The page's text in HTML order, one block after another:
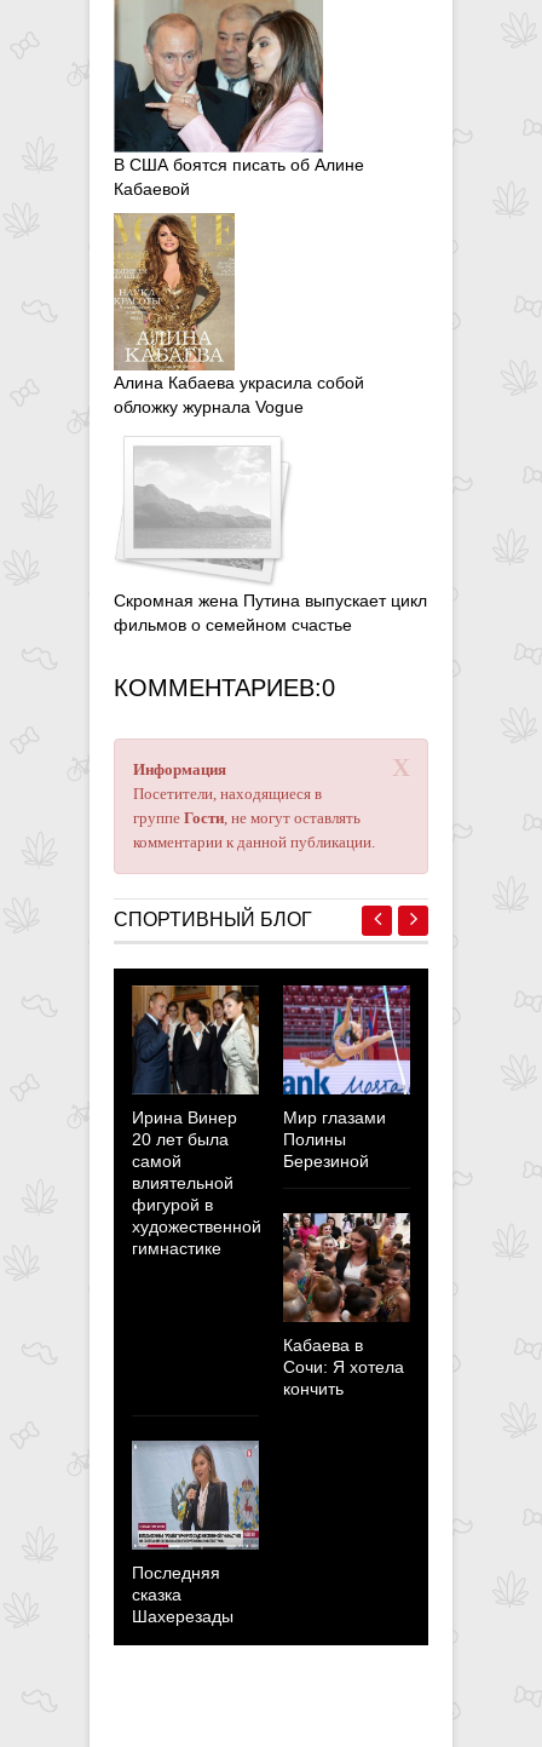
В США боятся писать об Алине
Кабаевой
Алина Кабаева украсила собой
обложку журнала Vogue
Скромная жена Путина выпускает цикл
фильмов о семейном счастье
КОММЕНТАРИЕВ:0
X
Информация
Посетители, находящиеся в
группе Гости, не могут оставлять
комментарии к данной публикации.
СПОРТИВНЫЙ БЛОГ
Ирина Винер
20 лет была
самой
влиятельной
фигурой в
художественной
гимнастике
Мир глазами
Полины
Березиной
Кабаева в
Сочи: Я хотела
кончить
Последняя
сказка
Шахерезады